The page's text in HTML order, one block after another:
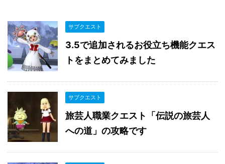
サブクエスト
3.5で追加されるお役立ち機能クエス
トをまとめてみました
サブクエスト
旅芸人職業クエスト「伝説の旅芸人
への道」の攻略です